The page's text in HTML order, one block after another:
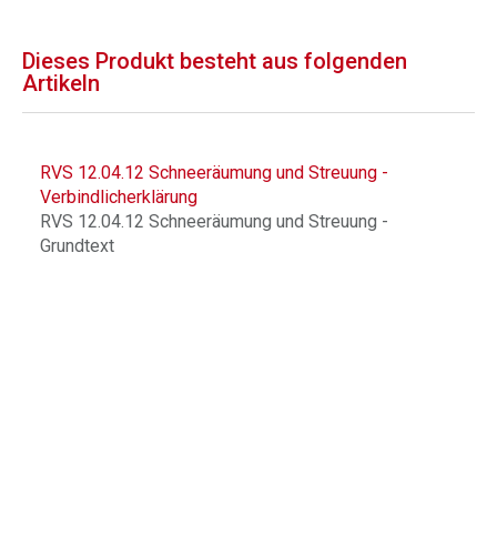
Dieses Produkt besteht aus folgenden
Artikeln
RVS 12.04.12 Schneeräumung und Streuung -
Verbindlicherklärung
RVS 12.04.12 Schneeräumung und Streuung -
Grundtext